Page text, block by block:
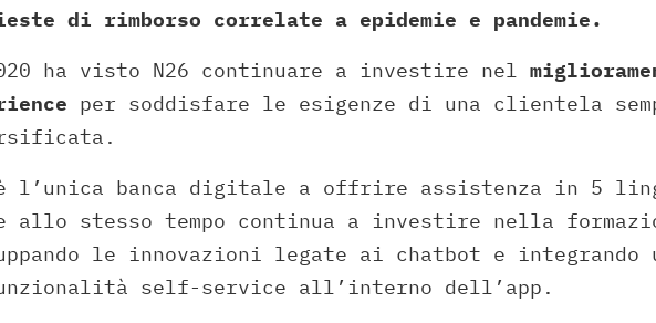
di rimborso correlate a epidemie e pandemie.
ha visto N26 continuare a investire nel
per soddisfare le esigenze di una clientela
è l’unica banca digitale a offrire assistenza in 5
allo stesso tempo continua a investire nella
le innovazioni legate ai chatbot e integrando
self-service all’interno dell’app.